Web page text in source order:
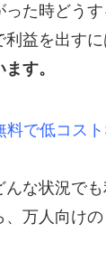
た時どうす
益を出すに
す。
料で低コス
んな状況で
、万人向け